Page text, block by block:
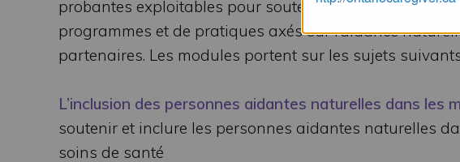
probantes exploitables pour soutenir l’évaluation, la
programmes et de pratiques axés sur l’aidance
partenaires. Les modules portent sur les sujets
L’inclusion des personnes aidantes naturelles dans les
soutenir et inclure les personnes aidantes naturelles
soins de santé